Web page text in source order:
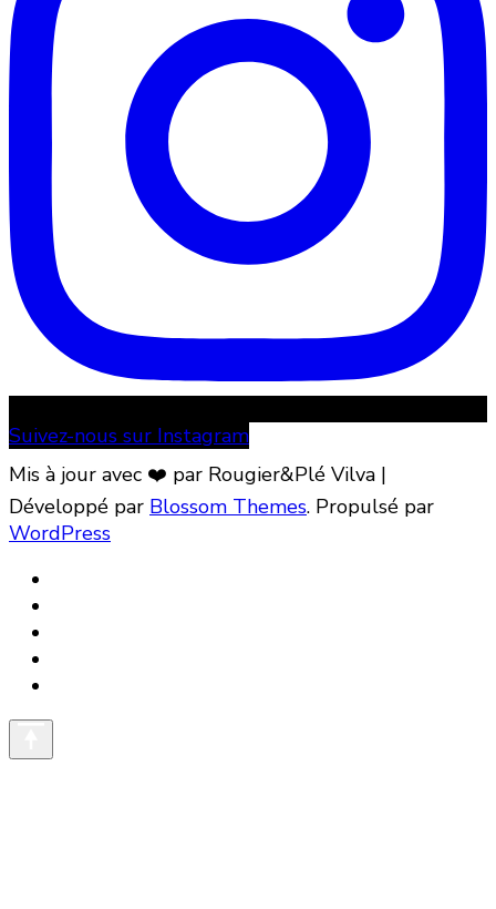
Suivez-nous sur Instagram
Mis à jour avec ❤️ par Rougier&Plé Vilva |
Développé par Blossom Themes. Propulsé par
WordPress